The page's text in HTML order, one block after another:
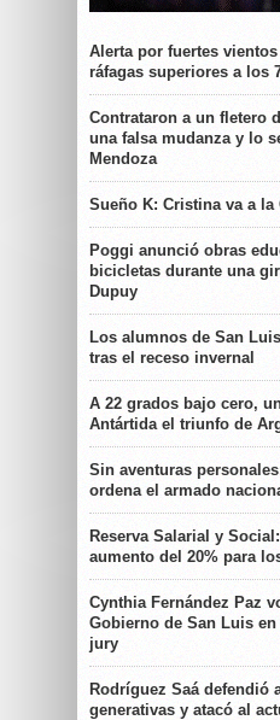
Alerta por fuertes
ráfagas superiores a los
Contrataron a un fletero
una falsa mudanza y lo
Mendoza
Sueño K: Cristina va a la
Poggi anunció obras
bicicletas durante una
Dupuy
Los alumnos de San
tras el receso invernal
A 22 grados bajo cero,
Antártida el triunfo de
Sin aventuras
ordena el armado
Reserva Salarial y
aumento del 20% para
Cynthia Fernández Paz
Gobierno de San Luis
jury
Rodríguez Saá defendió
generativas y atacó al